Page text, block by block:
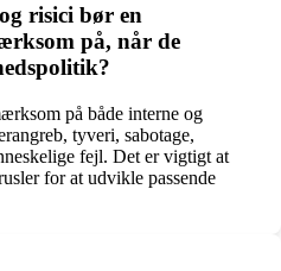
risici bør en
på, når de
på både interne og
tyveri, sabotage,
fejl. Det er vigtigt at
for at udvikle passende